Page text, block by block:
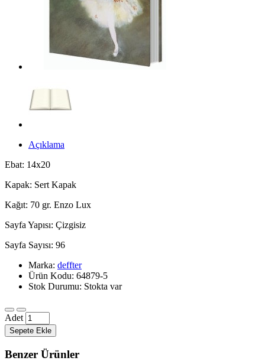
Açıklama
Ebat: 14x20
Kapak: Sert Kapak
Kağıt: 70 gr. Enzo Lux
Sayfa Yapısı: Çizgisiz
Sayfa Sayısı: 96
Marka: deffter
Ürün Kodu: 64879-5
Stok Durumu: Stokta var
Adet
Sepete Ekle
Benzer Ürünler